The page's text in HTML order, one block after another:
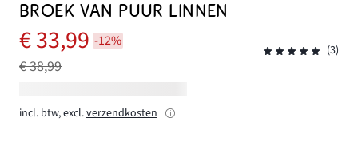
BROEK VAN PUUR LINNEN
€ 33,99 -12%
€ 38,99
(3)
incl. btw, excl.verzendkosten